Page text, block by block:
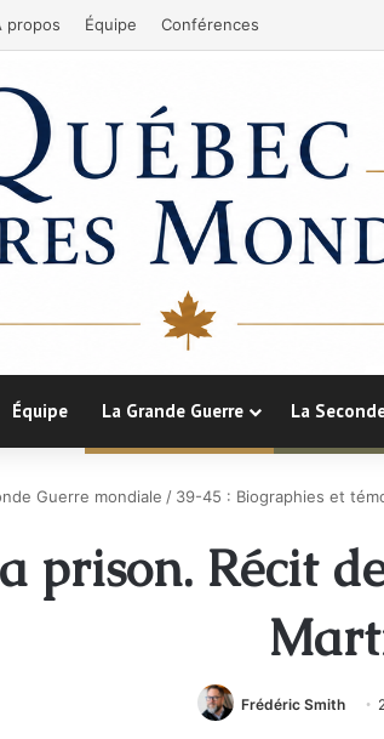
propos Équipe Conférences
Équipe La Grande Guerre La
Guerre mondiale / 39-45 : Biographies et
prison. Récit
Frédéric Smith